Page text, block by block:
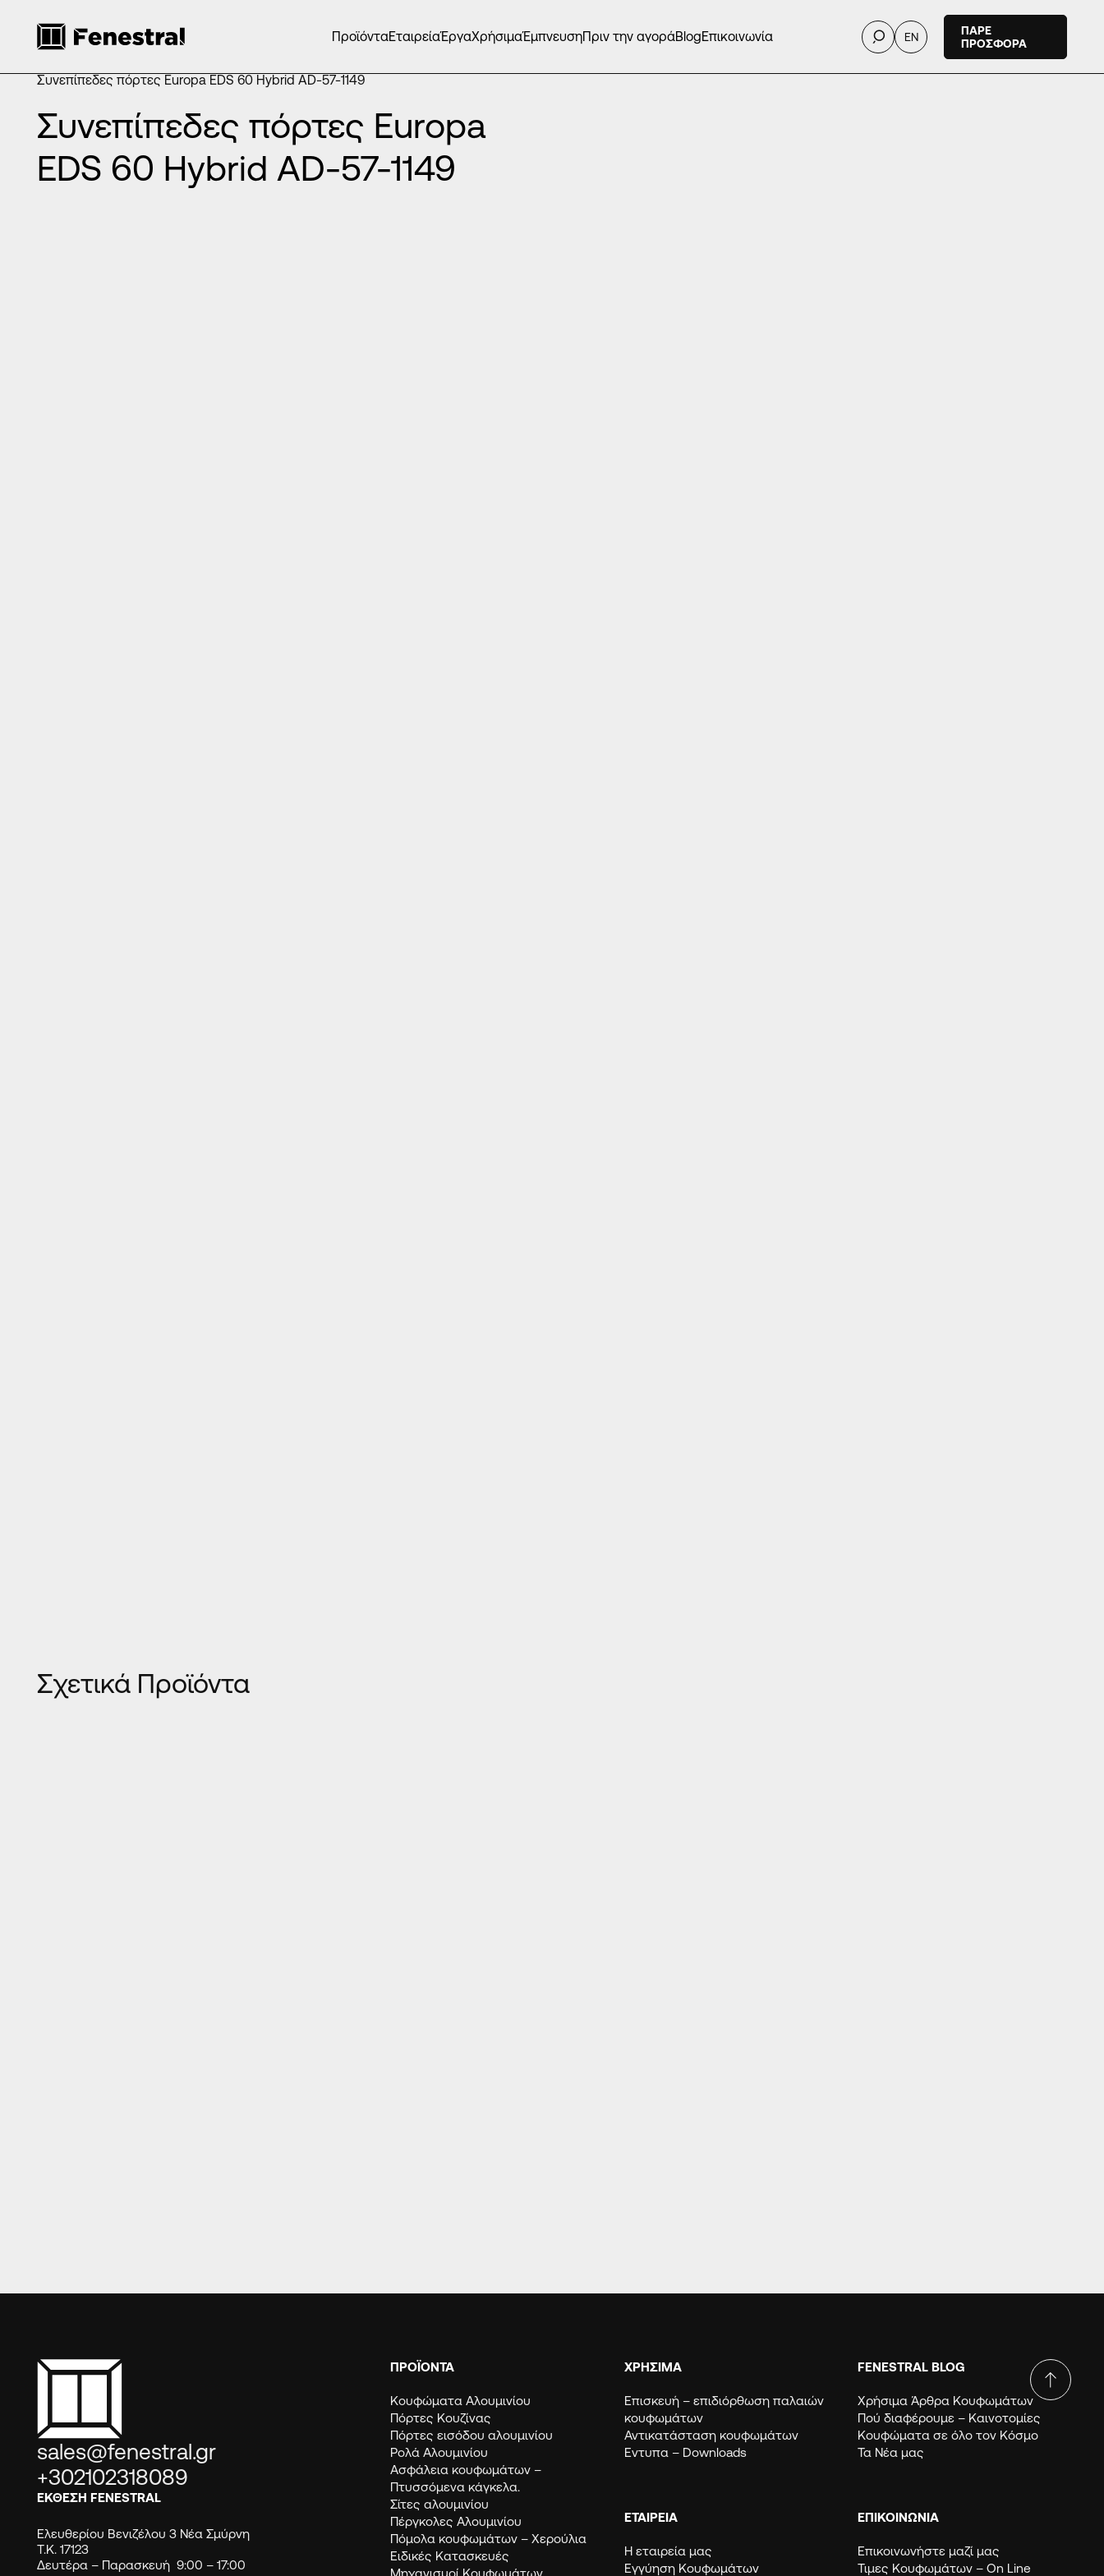
ΠροϊόνταΕταιρείαΈργαΧρήσιμαΈμπνευσηΠριν την αγοράBlogΕπικοινωνία EN
ΠΑΡΕ
ΠΡΟΣΦΟΡΑ
ΑΡΧΙΚΉ ΠΡΟΪΌΝΤΑ/ΠΌΡΤΕΣ ΕΙΣΌΔΟΥ ΑΛΟΥΜΙΝΊΟΥ
Συνεπίπεδες πόρτες Europa EDS 60 Hybrid AD-57-1149
Συνεπίπεδες πόρτες Europa
EDS 60 Hybrid AD-57-1149
Σχετικά Προϊόντα
sales@fenestral.gr
+302102318089
ΕΚΘΕΣΗ FENESTRAL
Ελευθερίου Βενιζέλου 3 Νέα Σμύρνη
Τ.Κ. 17123
Δευτέρα – Παρασκευή 9:00 – 17:00
ΠΡΟΪΟΝΤΑ
Κουφώματα Αλουμινίου
Πόρτες Κουζίνας
Πόρτες εισόδου αλουμινίου
Ρολά Αλουμινίου
Ασφάλεια κουφωμάτων –
Πτυσσόμενα κάγκελα.
Σίτες αλουμινίου
Πέργκολες Αλουμινίου
Πόμολα κουφωμάτων – Χερούλια
Ειδικές Κατασκευές
Μηχανισμοί Κουφωμάτων
ΧΡΗΣΙΜΑ
Eπισκευή – επιδιόρθωση παλαιών
κουφωμάτων
Αντικατάσταση κουφωμάτων
Εντυπα – Downloads
ΕΤΑΙΡΕΙΑ
Η εταιρεία μας
Εγγύηση Κουφωμάτων
FENESTRAL BLOG
Χρήσιμα Άρθρα Κουφωμάτων
Πού διαφέρουμε – Καινοτομίες
Κουφώματα σε όλο τον Κόσμο
Τα Νέα μας
ΕΠΙΚΟΙΝΩΝΙΑ
Επικοινωνήστε μαζί μας
Τιμες Κουφωμάτων – Οn Line